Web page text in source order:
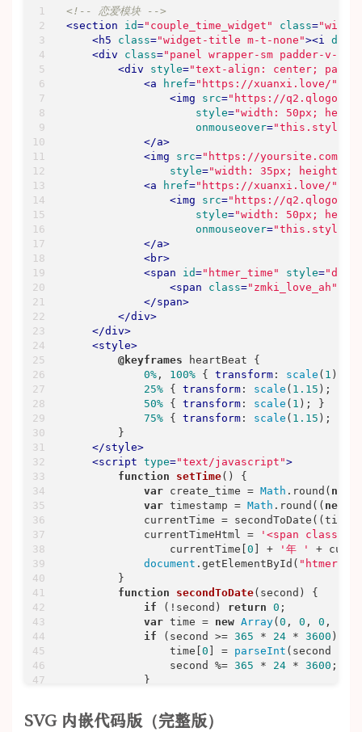
return
time;
        }
setInterval(setTime, 1000);
document .addEventListener(
script
<!-- 恋爱模块 -->
<section id="couple_time_widget" class=
<h5 class="widget-title m-t-none"><i
<div class="panel wrapper-sm padder-v-
<div style="text-align: center;
<a href="https://xuanxi.love/"
<img src="https://q2.qlogo.cn/
style="width: 50px;
onmouseover=
</a>
<img src="https://yoursite.com/
style="width: 35px; height:
<a href="https://xuanxi.love/"
<img src="https://q2.qlogo.cn/
style="width: 50px;
onmouseover=
</a>
<br>
<span id="htmer_time" style=
<span class="zmki_love_ah"
</span>
</div>
</div>
<style>
@keyframes heartBeat {
0% , 100% { transform : scale ( 1 ); }
25% { transform : scale ( 1.15 ); }
50% { transform : scale ( 1 ); }
75% { transform : scale ( 1.15 ); }
        }
</style>
<script type="text/javascript">
function
setTime( ) {
var create_time = Math .round( new
var timestamp = Math .round(( new
currentTime =
            currentTimeHtml =
'<span
                currentTime[
0 ] + '年 '
+
document .getElementById(
        }
function
secondToDate( second ) {
if (!second) return 0 ;
var time = new Array(0 , 0 , 0 ,
if (second >= 365 * 24 * 3600 ) {
                time[
0 ] = parseInt (second / (
                second %=
365 * 24 * 3600 ;
            }
                second %=
SVG 内嵌代码版（完整版）